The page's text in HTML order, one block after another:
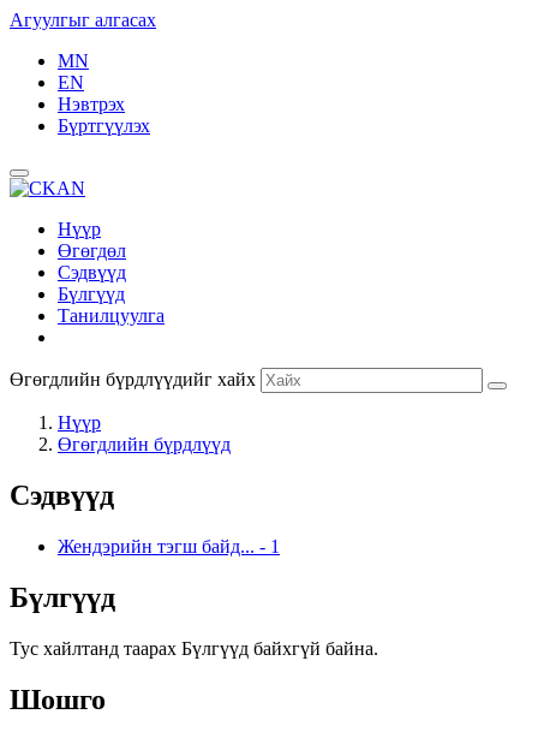
Агуулгыг алгасах
MN
EN
Нэвтрэх
Бүртгүүлэх
Нүүр
Өгөгдөл
Сэдвүүд
Бүлгүүд
Танилцуулга
Өгөгдлийн бүрдлүүдийг хайх
Нүүр
Өгөгдлийн бүрдлүүд
Сэдвүүд
Жендэрийн тэгш байд... - 1
Бүлгүүд
Тус хайлтанд таарах Бүлгүүд байхгүй байна.
Шошго